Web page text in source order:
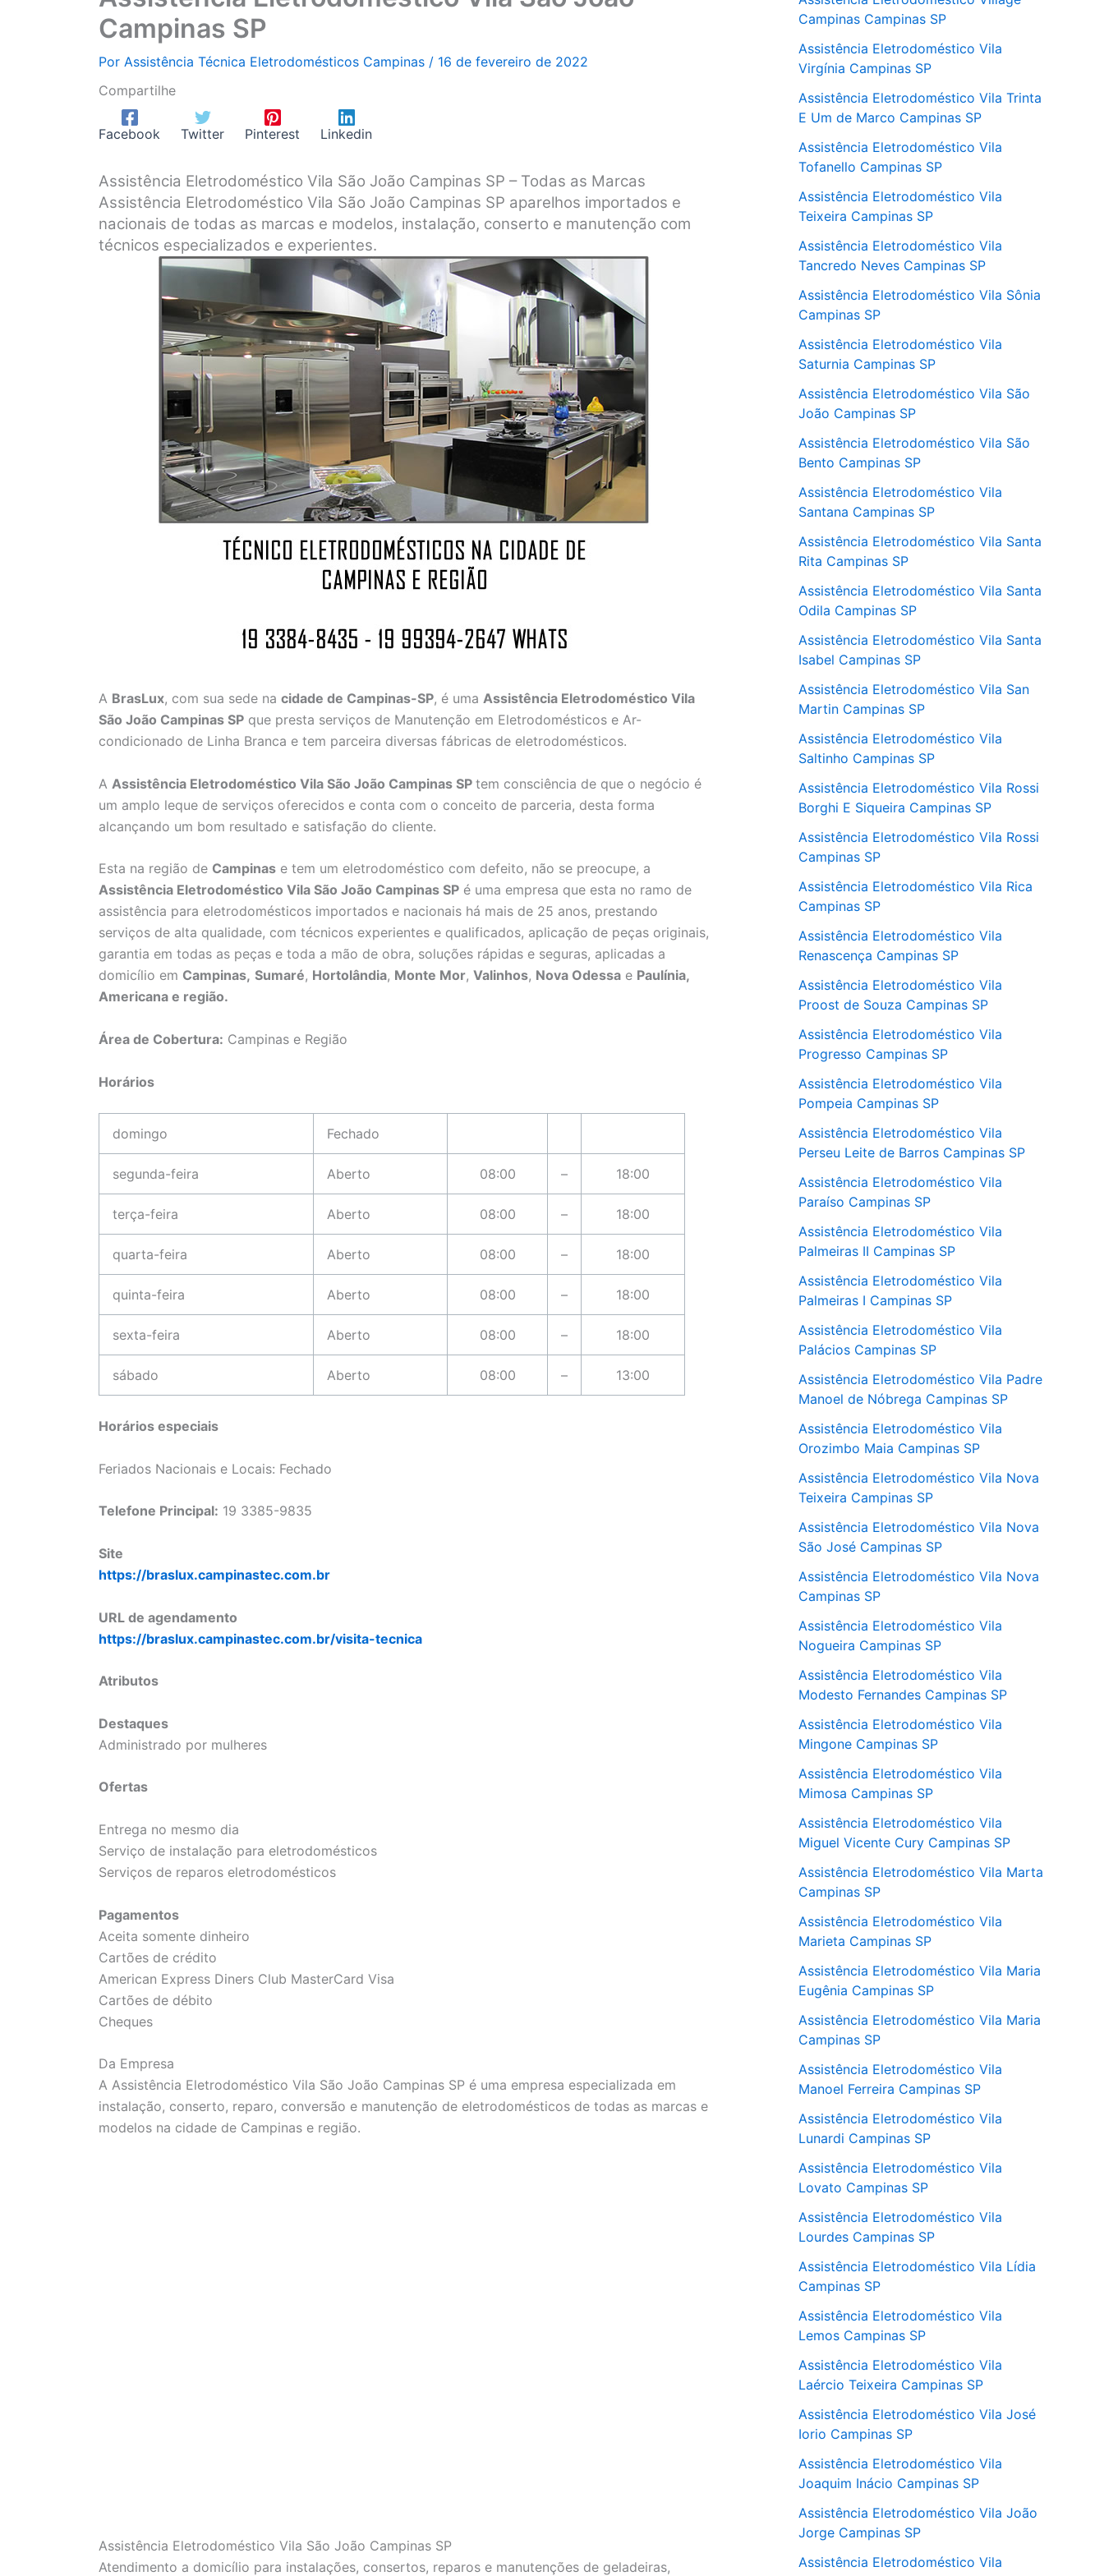
Campinas SP
Por Assistência Técnica Eletrodomésticos Campinas / 16 de fevereiro de 2022
Compartilhe
Facebook Twitter Pinterest Linkedin
Assistência Eletrodoméstico Vila São João Campinas SP – Todas as Marcas
Assistência Eletrodoméstico Vila São João Campinas SP aparelhos importados e
nacionais de todas as marcas e modelos, instalação, conserto e manutenção com
técnicos especializados e experientes.
A BrasLux, com sua sede na cidade de Campinas-SP, é uma Assistência Eletrodoméstico Vila
São João Campinas SP que presta serviços de Manutenção em Eletrodomésticos e Ar-
condicionado de Linha Branca e tem parceira diversas fábricas de eletrodomésticos.
A Assistência Eletrodoméstico Vila São João Campinas SP tem consciência de que o negócio é
um amplo leque de serviços oferecidos e conta com o conceito de parceria, desta forma
alcançando um bom resultado e satisfação do cliente.
Esta na região de Campinas e tem um eletrodoméstico com defeito, não se preocupe, a
Assistência Eletrodoméstico Vila São João Campinas SP é uma empresa que esta no ramo de
assistência para eletrodomésticos importados e nacionais há mais de 25 anos, prestando
serviços de alta qualidade, com técnicos experientes e qualificados, aplicação de peças originais,
garantia em todas as peças e toda a mão de obra, soluções rápidas e seguras, aplicadas a
domicílio em Campinas, Sumaré, Hortolândia, Monte Mor, Valinhos, Nova Odessa e Paulínia,
Americana e região.
Área de Cobertura: Campinas e Região
Horários
domingo Fechado
segunda-feira Aberto 08:00 – 18:00
terça-feira Aberto 08:00 – 18:00
quarta-feira Aberto 08:00 – 18:00
quinta-feira Aberto 08:00 – 18:00
sexta-feira Aberto 08:00 – 18:00
sábado Aberto 08:00 – 13:00
Horários especiais
Feriados Nacionais e Locais: Fechado
Telefone Principal: 19 3385-9835
Site
https://braslux.campinastec.com.br
URL de agendamento
https://braslux.campinastec.com.br/visita-tecnica
Atributos
Destaques
Administrado por mulheres
Ofertas
Entrega no mesmo dia
Serviço de instalação para eletrodomésticos
Serviços de reparos eletrodomésticos
Pagamentos
Aceita somente dinheiro
Cartões de crédito
American Express Diners Club MasterCard Visa
Cartões de débito
Cheques
Da Empresa
A Assistência Eletrodoméstico Vila São João Campinas SP é uma empresa especializada em
instalação, conserto, reparo, conversão e manutenção de eletrodomésticos de todas as marcas e
modelos na cidade de Campinas e região.
Assistência Eletrodoméstico Vila São João Campinas SP
Atendimento a domicílio para instalações, consertos, reparos e manutenções de geladeiras,
Campinas Campinas SP
Assistência Eletrodoméstico Vila
Virgínia Campinas SP
Assistência Eletrodoméstico Vila Trinta
E Um de Marco Campinas SP
Assistência Eletrodoméstico Vila
Tofanello Campinas SP
Assistência Eletrodoméstico Vila
Teixeira Campinas SP
Assistência Eletrodoméstico Vila
Tancredo Neves Campinas SP
Assistência Eletrodoméstico Vila Sônia
Campinas SP
Assistência Eletrodoméstico Vila
Saturnia Campinas SP
Assistência Eletrodoméstico Vila São
João Campinas SP
Assistência Eletrodoméstico Vila São
Bento Campinas SP
Assistência Eletrodoméstico Vila
Santana Campinas SP
Assistência Eletrodoméstico Vila Santa
Rita Campinas SP
Assistência Eletrodoméstico Vila Santa
Odila Campinas SP
Assistência Eletrodoméstico Vila Santa
Isabel Campinas SP
Assistência Eletrodoméstico Vila San
Martin Campinas SP
Assistência Eletrodoméstico Vila
Saltinho Campinas SP
Assistência Eletrodoméstico Vila Rossi
Borghi E Siqueira Campinas SP
Assistência Eletrodoméstico Vila Rossi
Campinas SP
Assistência Eletrodoméstico Vila Rica
Campinas SP
Assistência Eletrodoméstico Vila
Renascença Campinas SP
Assistência Eletrodoméstico Vila
Proost de Souza Campinas SP
Assistência Eletrodoméstico Vila
Progresso Campinas SP
Assistência Eletrodoméstico Vila
Pompeia Campinas SP
Assistência Eletrodoméstico Vila
Perseu Leite de Barros Campinas SP
Assistência Eletrodoméstico Vila
Paraíso Campinas SP
Assistência Eletrodoméstico Vila
Palmeiras II Campinas SP
Assistência Eletrodoméstico Vila
Palmeiras I Campinas SP
Assistência Eletrodoméstico Vila
Palácios Campinas SP
Assistência Eletrodoméstico Vila Padre
Manoel de Nóbrega Campinas SP
Assistência Eletrodoméstico Vila
Orozimbo Maia Campinas SP
Assistência Eletrodoméstico Vila Nova
Teixeira Campinas SP
Assistência Eletrodoméstico Vila Nova
São José Campinas SP
Assistência Eletrodoméstico Vila Nova
Campinas SP
Assistência Eletrodoméstico Vila
Nogueira Campinas SP
Assistência Eletrodoméstico Vila
Modesto Fernandes Campinas SP
Assistência Eletrodoméstico Vila
Mingone Campinas SP
Assistência Eletrodoméstico Vila
Mimosa Campinas SP
Assistência Eletrodoméstico Vila
Miguel Vicente Cury Campinas SP
Assistência Eletrodoméstico Vila Marta
Campinas SP
Assistência Eletrodoméstico Vila
Marieta Campinas SP
Assistência Eletrodoméstico Vila Maria
Eugênia Campinas SP
Assistência Eletrodoméstico Vila Maria
Campinas SP
Assistência Eletrodoméstico Vila
Manoel Ferreira Campinas SP
Assistência Eletrodoméstico Vila
Lunardi Campinas SP
Assistência Eletrodoméstico Vila
Lovato Campinas SP
Assistência Eletrodoméstico Vila
Lourdes Campinas SP
Assistência Eletrodoméstico Vila Lídia
Campinas SP
Assistência Eletrodoméstico Vila
Lemos Campinas SP
Assistência Eletrodoméstico Vila
Laércio Teixeira Campinas SP
Assistência Eletrodoméstico Vila José
Iorio Campinas SP
Assistência Eletrodoméstico Vila
Joaquim Inácio Campinas SP
Assistência Eletrodoméstico Vila João
Jorge Campinas SP
Assistência Eletrodoméstico Vila